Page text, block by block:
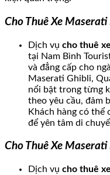
Cho Thuê Xe
Dịch vụ cho thuê
tại Nam Bình
và đẳng cấp cho
Maserati Ghibli,
nổi bật trong từng
theo yêu cầu, đảm
Khách hàng có thể
để yên tâm di
Cho Thuê Xe
Dịch vụ cho thuê